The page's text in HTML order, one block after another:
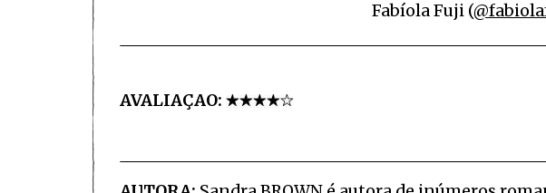
Fabíola Fuji (
AVALIAÇAO: